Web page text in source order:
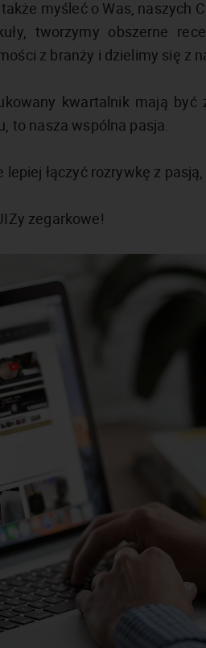
myśleć o Was, naszych
tworzymy obszerne
z branży i dzielimy się z
kwartalnik mają być
to nasza wspólna pasja.
łączyć rozrywkę z
zegarkowe!